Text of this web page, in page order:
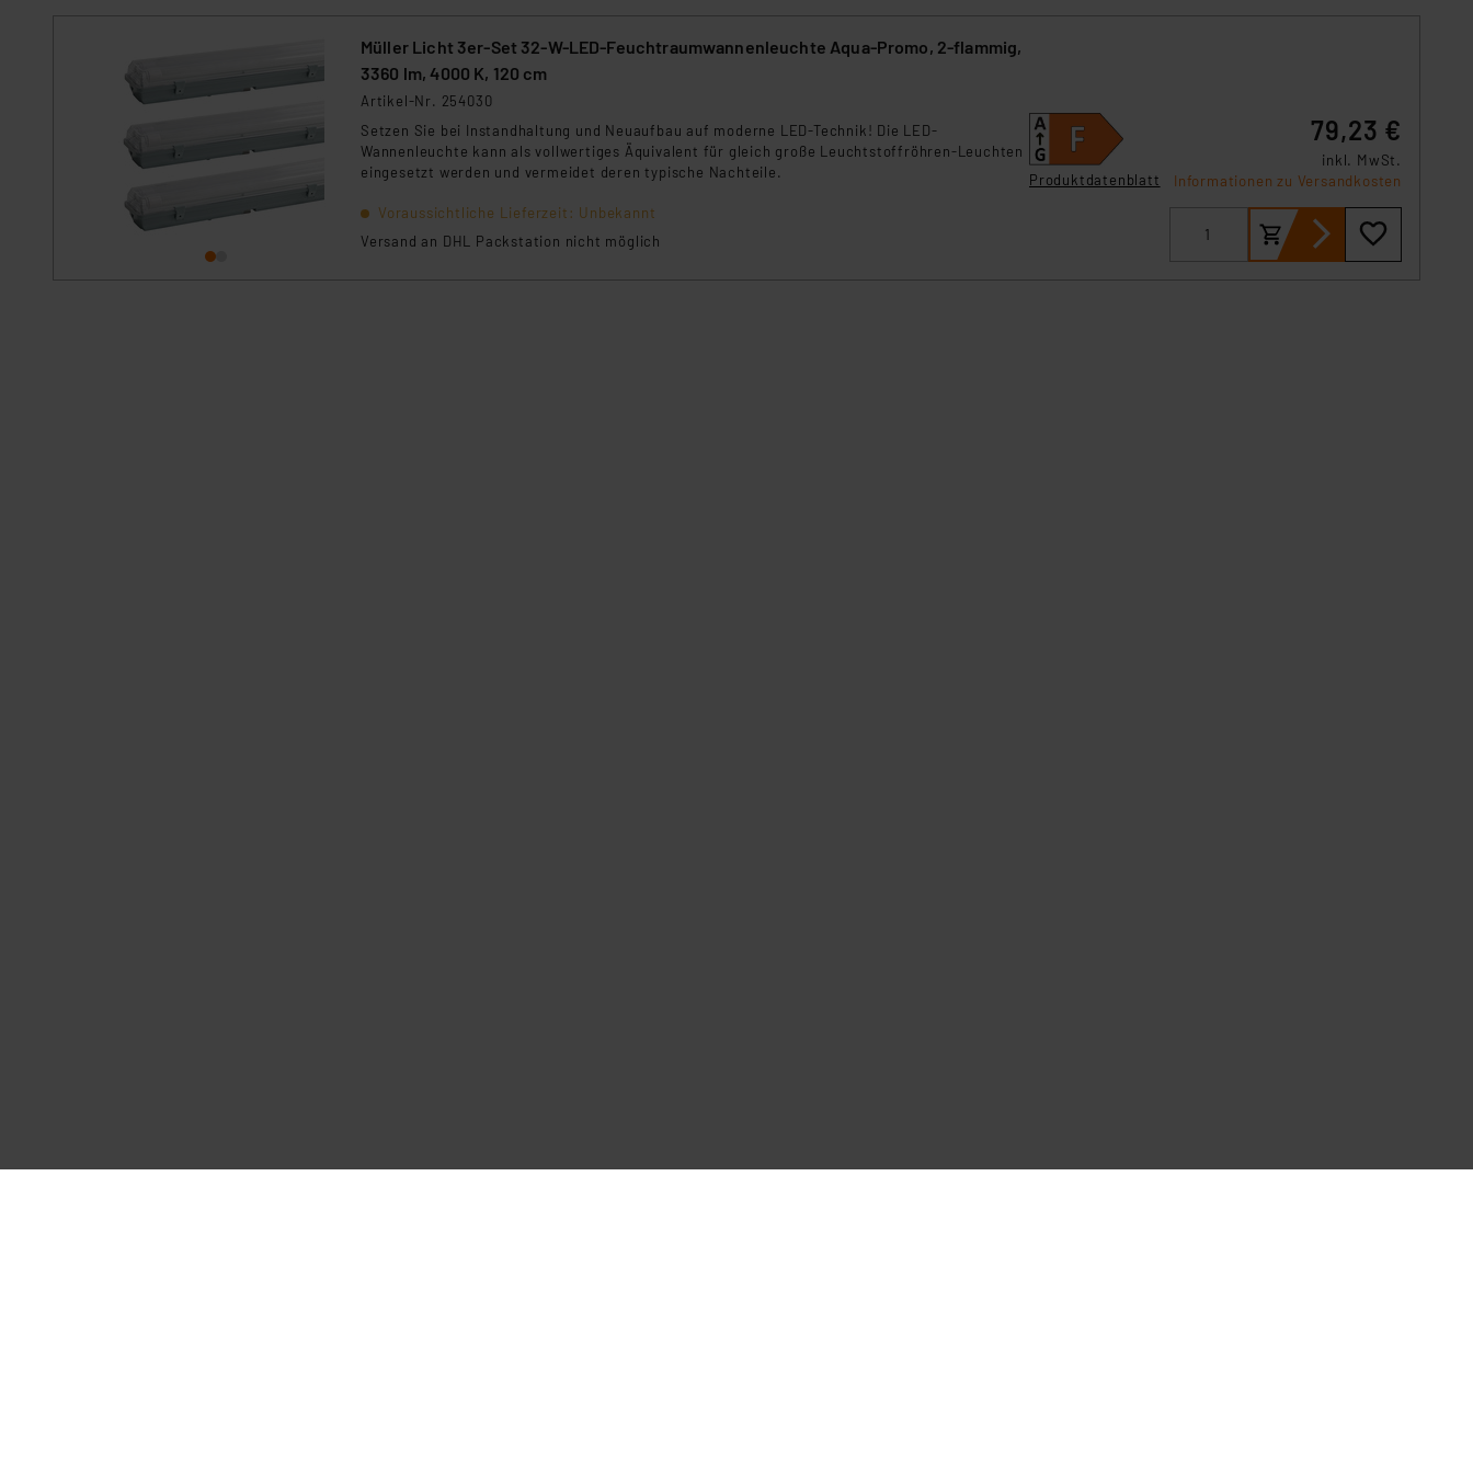
Impressum|Datenschutzerklärung
Müller Licht 3er-Set 32-W-LED-Feuchtraumwannenleuchte Aqua-Promo, 2-flammig,
3360 lm, 4000 K, 120 cm
Artikel-Nr. 254030
Setzen Sie bei Instandhaltung und Neuaufbau auf moderne LED-Technik! Die LED-
Wannenleuchte kann als vollwertiges Äquivalent für gleich große Leuchtstoffröhren-Leuchten
eingesetzt werden und vermeidet deren typische Nachteile.
Voraussichtliche Lieferzeit: Unbekannt
Versand an DHL Packstation nicht möglich
Produktdatenblatt
79,23 €
inkl. MwSt.
Informationen zu Versandkosten